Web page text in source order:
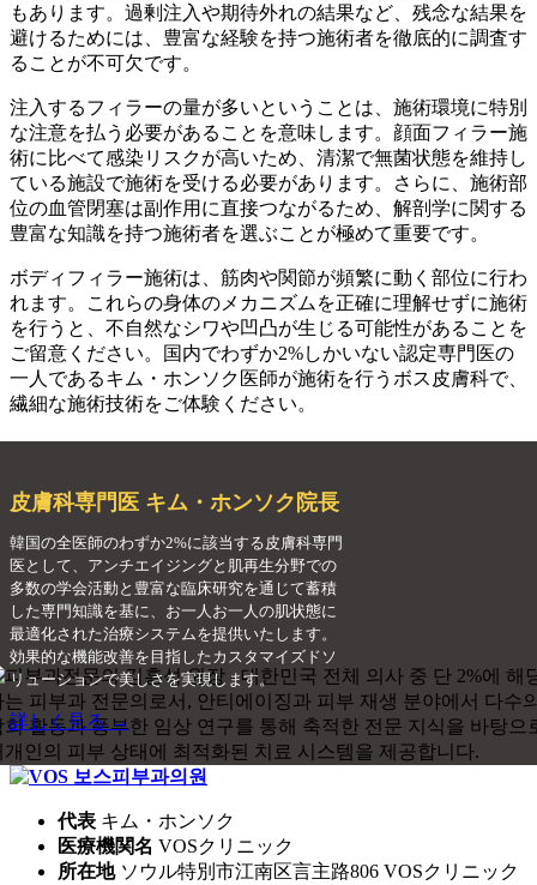
もあります。過剰注入や期待外れの結果など、残念な結果を
避けるためには、豊富な経験を持つ施術者を徹底的に調査す
ることが不可欠です。
注入するフィラーの量が多いということは、施術環境に特別
な注意を払う必要があることを意味します。顔面フィラー施
術に比べて感染リスクが高いため、清潔で無菌状態を維持し
ている施設で施術を受ける必要があります。さらに、施術部
位の血管閉塞は副作用に直接つながるため、解剖学に関する
豊富な知識を持つ施術者を選ぶことが極めて重要です。
ボディフィラー施術は、筋肉や関節が頻繁に動く部位に行わ
れます。これらの身体のメカニズムを正確に理解せずに施術
を行うと、不自然なシワや凹凸が生じる可能性があることを
ご留意ください。国内でわずか2%しかいない認定専門医の
一人であるキム・ホンソク医師が施術を行うボス皮膚科で、
繊細な施術技術をご体験ください。
皮膚科専門医 キム・ホンソク院長
韓国の全医師のわずか2%に該当する皮膚科専門
医として、アンチエイジングと肌再生分野での
多数の学会活動と豊富な臨床研究を通じて蓄積
した専門知識を基に、お一人お一人の肌状態に
最適化された治療システムを提供いたします。
効果的な機能改善を目指したカスタマイズドソ
リューションで美しさを実現します。
詳しく見る →
代表 キム・ホンソク
医療機関名 VOSクリニック
所在地 ソウル特別市江南区言主路806 VOSクリニック